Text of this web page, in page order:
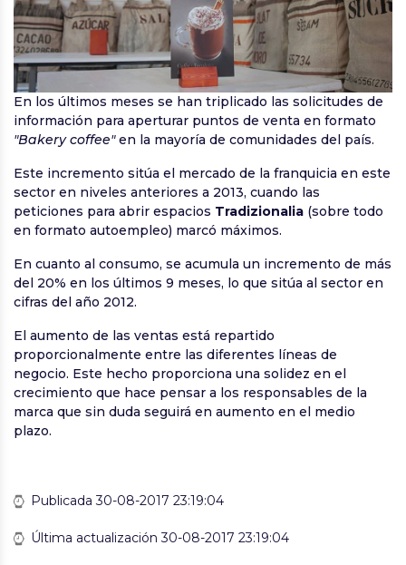
En los últimos meses se han triplicado las solicitudes de
información para aperturar puntos de venta en formato
"Bakery coffee"en la mayoría de comunidades del país.
Este incremento sitúa el mercado de la franquicia en este
sector en niveles anteriores a 2013, cuando las
peticiones para abrir espacios Tradizionalia (sobre todo
en formato autoempleo) marcó máximos.
En cuanto al consumo, se acumula un incremento de más
del 20% en los últimos 9 meses, lo que sitúa al sector en
cifras del año 2012.
El aumento de las ventas está repartido
proporcionalmente entre las diferentes líneas de
negocio. Este hecho proporciona una solidez en el
crecimiento que hace pensar a los responsables de la
marca que sin duda seguirá en aumento en el medio
plazo.
Publicada 30-08-2017 23:19:04
Última actualización 30-08-2017 23:19:04